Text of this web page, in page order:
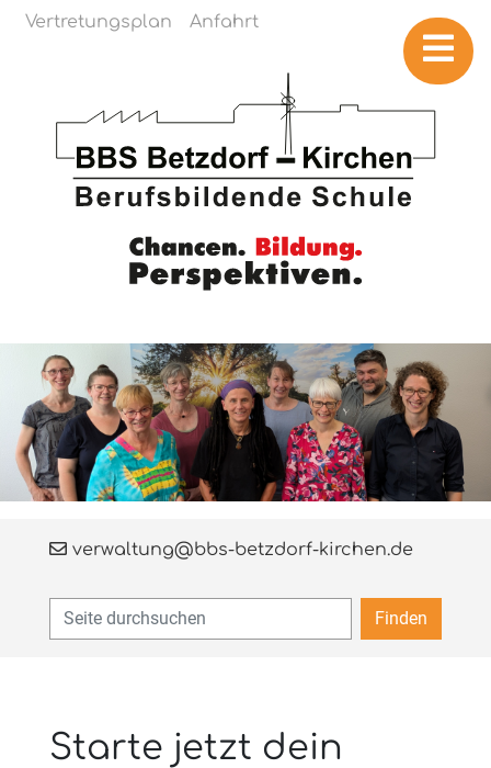
Navigation überspringen
Vertretungsplan Anfahrt
verwaltung@bbs-betzdorf-kirchen.de
Finden
Starte jetzt dein